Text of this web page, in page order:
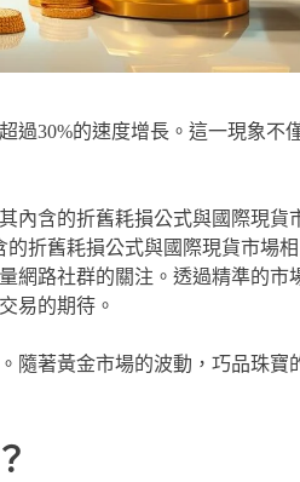
過30%的速度增長。這一現象不
內含的折舊耗損公式與國際現貨
折舊耗損公式與國際現貨市場
網路社群的關注。透過精準的市
易的期待。
隨著黃金市場的波動，巧品珠寶